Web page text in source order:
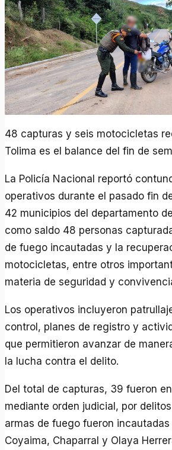
48 capturas y seis motocicletas
Tolima es el balance del fin de
La Policía Nacional reportó
operativos durante el pasado fin
42 municipios del departamento
como saldo 48 personas
de fuego incautadas y la
motocicletas, entre otros
materia de seguridad y
Los operativos incluyeron
control, planes de registro y
que permitieron avanzar de
la lucha contra el delito.
Del total de capturas, 39 fueron
mediante orden judicial, por
armas de fuego fueron incautadas
Coyaima, Chaparral y Olaya